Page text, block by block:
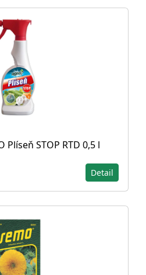
Plíseň STOP RTD 0,5 l
Detail